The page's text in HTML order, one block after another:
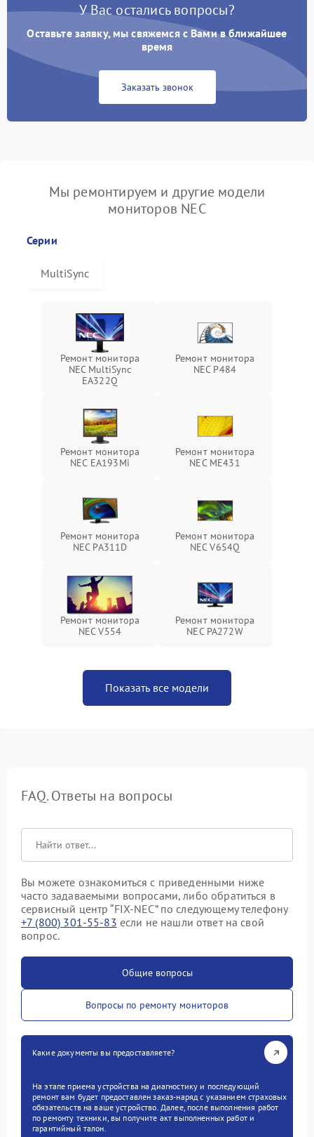
У Вас остались вопросы?
Оставьте заявку, мы свяжемся с Вами в ближайшее
время
Заказать звонок
Мы ремонтируем и другие модели
мониторов NEC
Серии
MultiSync
Ремонт монитора
NEC MultiSync
EA322Q
Ремонт монитора
NEC P484
Ремонт монитора
NEC EA193Mi
Ремонт монитора
NEC ME431
Ремонт монитора
NEC PA311D
Ремонт монитора
NEC V654Q
Ремонт монитора
NEC V554
Ремонт монитора
NEC PA272W
Показать все модели
FAQ. Ответы на вопросы
Вы можете ознакомиться с приведенными ниже
часто задаваемыми вопросами, либо обратиться в
сервисный центр “FIX-NEC” по следующему телефону
+7 (800) 301-55-83 если не нашли ответ на свой
вопрос.
Общие вопросы
Вопросы по ремонту мониторов
Какие документы вы предоставляете?
На этапе приема устройства на диагностику и последующий
ремонт вам будет предоставлен заказ-наряд с указанием страховых
обязательств на ваше устройство. Далее, после выполнения работ
по ремонту техники, вы получите акт выполненных работ и
гарантийный талон.